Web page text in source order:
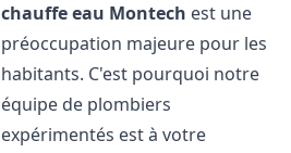
chauffe eau Montech est une
préoccupation majeure pour les
habitants. C'est pourquoi notre
équipe de plombiers
expérimentés est à votre